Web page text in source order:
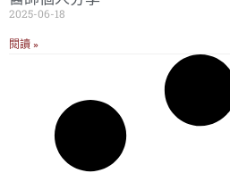
2025-06-18
閱讀 »